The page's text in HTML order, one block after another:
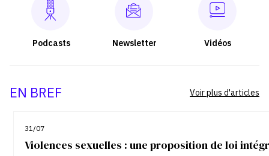
Podcasts Newsletter Vidéos
EN BREF
31/07
Violences sexuelles : une proposition de loi
Voir plus d'articles